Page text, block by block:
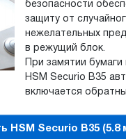
безопасности
защиту от
нежелательных
в режущий блок.
При замятии
HSM Securio B35
включается
HSM Securio B35 (5.8